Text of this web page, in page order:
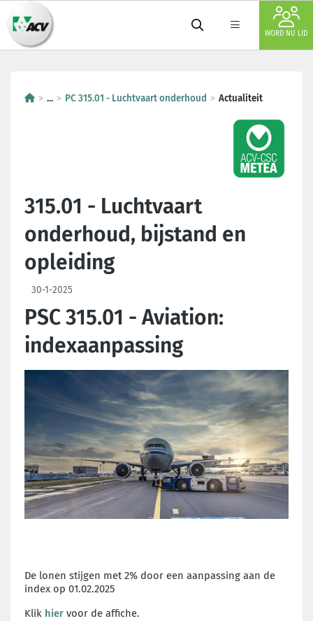
WORD NU LID
... PC 315.01 - Luchtvaart onderhoud Actualiteit
315.01 - Luchtvaart
onderhoud, bijstand en
opleiding
30-1-2025
PSC 315.01 - Aviation:
indexaanpassing
De lonen stijgen met 2% door een aanpassing aan de
index op 01.02.2025
Klik hier voor de affiche.